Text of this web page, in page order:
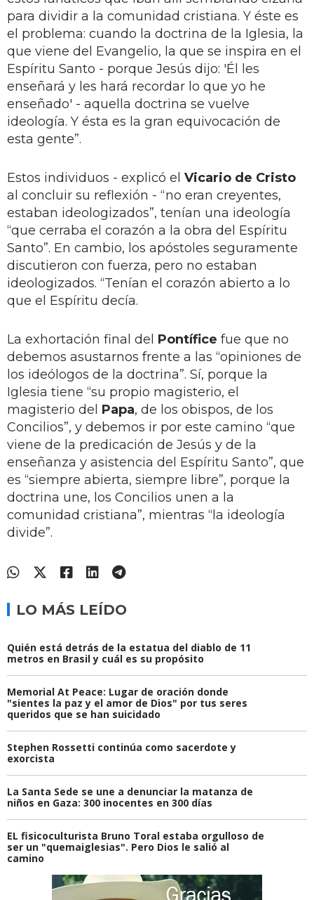
para dividir a la comunidad cristiana. Y éste es
el problema: cuando la doctrina de la Iglesia, la
que viene del Evangelio, la que se inspira en el
Espíritu Santo - porque Jesús dijo: 'Él les
enseñará y les hará recordar lo que yo he
enseñado' - aquella doctrina se vuelve
ideología. Y ésta es la gran equivocación de
esta gente”.
Estos individuos - explicó el Vicario de Cristo
al concluir su reflexión - “no eran creyentes,
estaban ideologizados”, tenían una ideología
“que cerraba el corazón a la obra del Espíritu
Santo”. En cambio, los apóstoles seguramente
discutieron con fuerza, pero no estaban
ideologizados. “Tenían el corazón abierto a lo
que el Espíritu decía.
La exhortación final del Pontífice fue que no
debemos asustarnos frente a las “opiniones de
los ideólogos de la doctrina”. Sí, porque la
Iglesia tiene “su propio magisterio, el
magisterio del Papa, de los obispos, de los
Concilios”, y debemos ir por este camino “que
viene de la predicación de Jesús y de la
enseñanza y asistencia del Espíritu Santo”, que
es “siempre abierta, siempre libre”, porque la
doctrina une, los Concilios unen a la
comunidad cristiana”, mientras “la ideología
divide”.
LO MÁS LEÍDO
Quién está detrás de la estatua del diablo de 11
metros en Brasil y cuál es su propósito
Memorial At Peace: Lugar de oración donde
"sientes la paz y el amor de Dios" por tus seres
queridos que se han suicidado
Stephen Rossetti continúa como sacerdote y
exorcista
La Santa Sede se une a denunciar la matanza de
niños en Gaza: 300 inocentes en 300 días
EL fisicoculturista Bruno Toral estaba orgulloso de
ser un "quemaiglesias". Pero Dios le salió al
camino